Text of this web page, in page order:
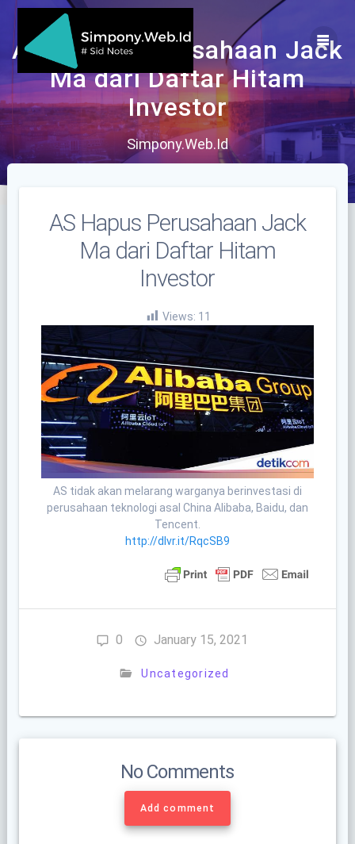
Skip
content
AS Hapus Perusahaan Jack
Ma dari Daftar Hitam
Investor
Simpony.Web.Id
AS Hapus Perusahaan Jack
Ma dari Daftar Hitam
Investor
Views: 11
AS tidak akan melarang warganya berinvestasi di
perusahaan teknologi asal China Alibaba, Baidu, dan
Tencent.
http://dlvr.it/RqcSB9
0 January 15, 2021
Uncategorized
No Comments
Add comment